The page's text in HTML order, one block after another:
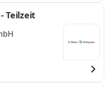
Teilzeit